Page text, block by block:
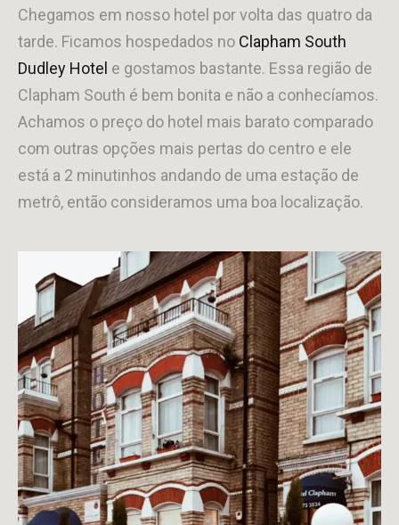
Chegamos em nosso hotel por volta das quatro da
tarde. Ficamos hospedados no Clapham South
Dudley Hotel e gostamos bastante. Essa região de
Clapham South é bem bonita e não a conhecíamos.
Achamos o preço do hotel mais barato comparado
com outras opções mais pertas do centro e ele
está a 2 minutinhos andando de uma estação de
metrô, então consideramos uma boa localização.